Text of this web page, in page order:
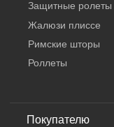
Защитные ролеты
Жалюзи плиссе
Римские шторы
Роллеты
Покупателю